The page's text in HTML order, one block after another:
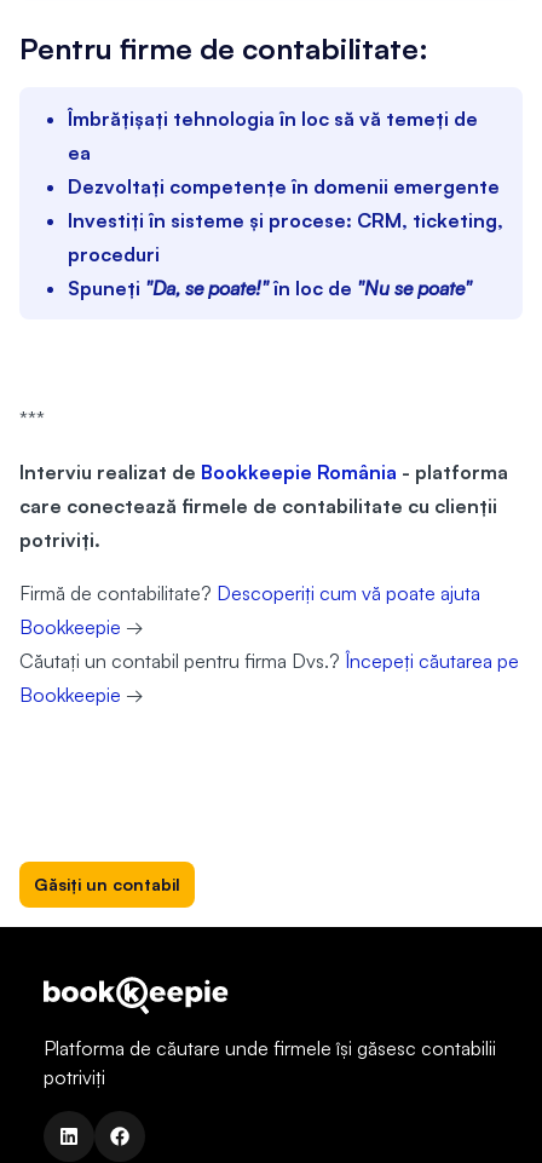
Pentru firme de contabilitate:
Îmbrățișați tehnologia în loc să vă temeți de
ea
Dezvoltați competențe în domenii emergente
Investiți în sisteme și procese: CRM, ticketing,
proceduri
Spuneți "Da, se poate!"în loc de "Nu se poate"
***
Interviu realizat de Bookkeepie România - platforma
care conectează firmele de contabilitate cu clienții
potriviți.
Firmă de contabilitate? Descoperiți cum vă poate ajuta
Bookkeepie →
Căutați un contabil pentru firma Dvs.? Începeți căutarea pe
Bookkeepie →
Găsiți un contabil
Platforma de căutare unde firmele își găsesc contabilii
potriviți
linkedin facebook